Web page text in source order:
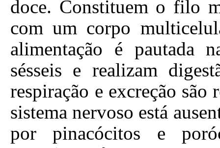
doce. Constituem o filo
com um corpo
alimentação é pautada
sésseis e realizam
respiração e excreção
sistema nervoso está
por pinacócitos e